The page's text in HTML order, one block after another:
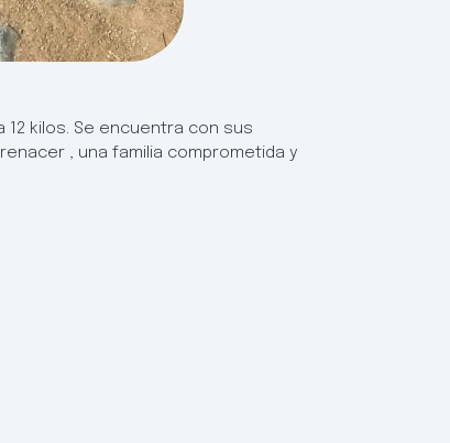
kilos. Se encuentra con sus
, una familia comprometida y